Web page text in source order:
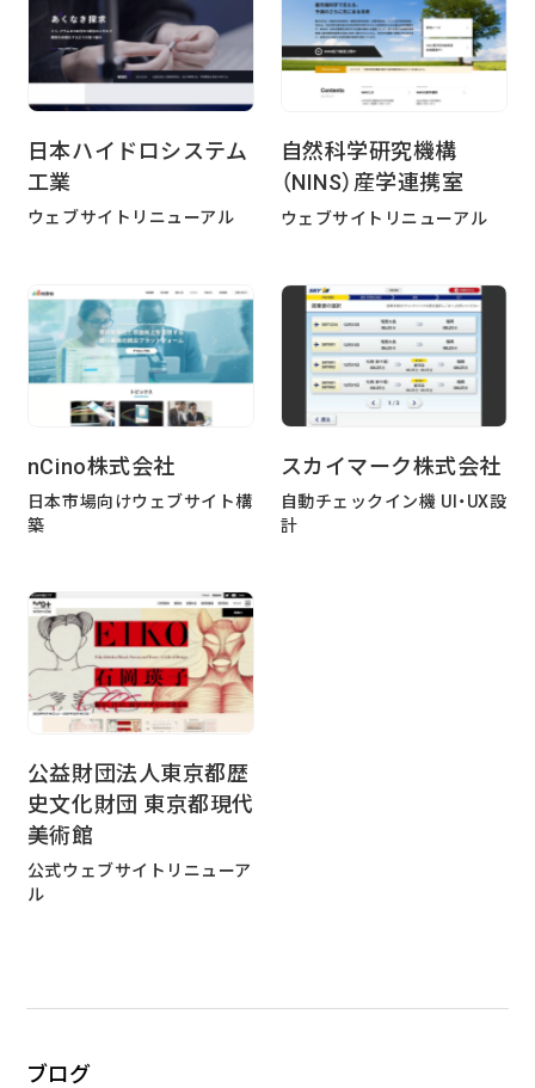
日本ハイドロシステム
工業
ウェブサイトリニューアル
自然科学研究機構
（NINS）産学連携室
ウェブサイトリニューアル
nCino株式会社
日本市場向けウェブサイト構
築
スカイマーク株式会社
自動チェックイン機 UI・UX設
計
公益財団法人東京都歴
史文化財団 東京都現代
美術館
公式ウェブサイトリニューア
ル
ブログ